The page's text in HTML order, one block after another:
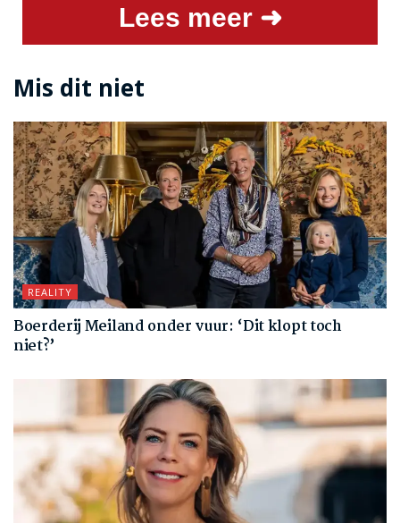
Lees meer ➜
Mis dit niet
REALITY
Boerderij Meiland onder vuur: ‘Dit klopt toch
niet?’